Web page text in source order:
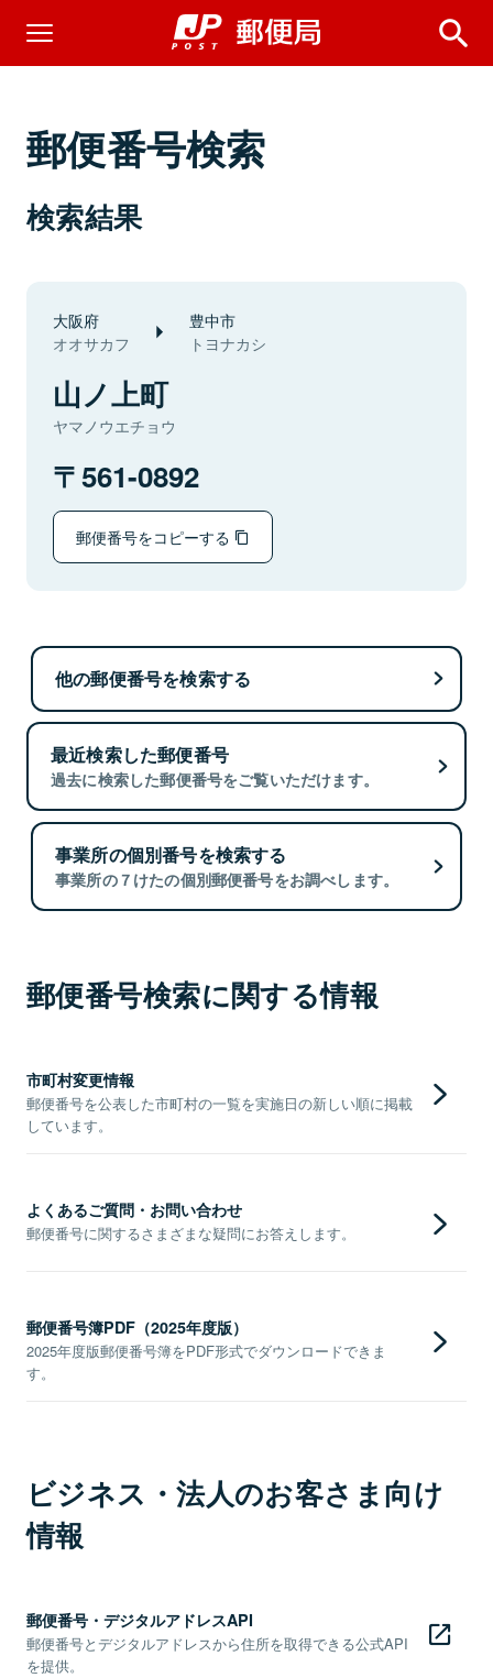
郵便番号検索
検索結果
大阪府
オオサカフ
豊中市
トヨナカシ
山ノ上町
ヤマノウエチョウ
561-0892
郵便番号をコピーする
他の郵便番号を検索する
最近検索した郵便番号
過去に検索した郵便番号をご覧いただけます。
事業所の個別番号を検索する
事業所の７けたの個別郵便番号をお調べします。
郵便番号検索に関する情報
市町村変更情報
郵便番号を公表した市町村の一覧を実施日の新しい順に掲載
しています。
よくあるご質問・お問い合わせ
郵便番号に関するさまざまな疑問にお答えします。
郵便番号簿PDF（2025年度版）
2025年度版郵便番号簿をPDF形式でダウンロードできま
す。
ビジネス・法人のお客さま向け
情報
郵便番号・デジタルアドレスAPI
郵便番号とデジタルアドレスから住所を取得できる公式API
を提供。